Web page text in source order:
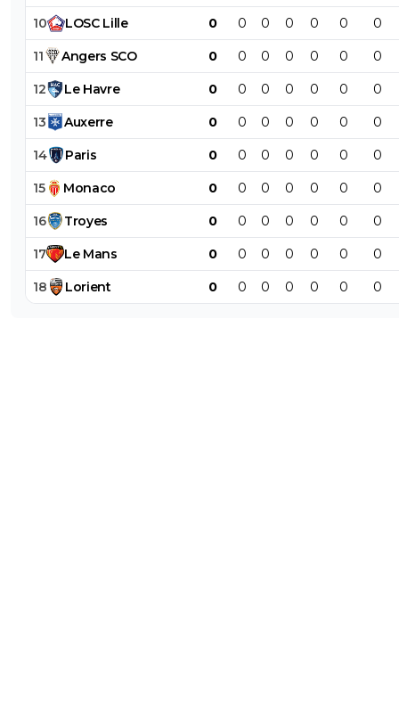
10 LOSC Lille 0 0 0 0 0 0 0
11 Angers SCO 0 0 0 0 0 0 0
12 Le Havre 0 0 0 0 0 0 0
13 Auxerre 0 0 0 0 0 0 0
14 Paris 0 0 0 0 0 0 0
15 Monaco 0 0 0 0 0 0 0
16 Troyes 0 0 0 0 0 0 0
17 Le Mans 0 0 0 0 0 0 0
18 Lorient 0 0 0 0 0 0 0